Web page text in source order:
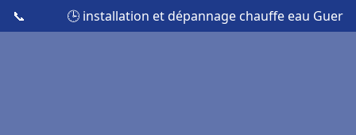
📞 🕒 installation et dépannage chauffe eau Guer